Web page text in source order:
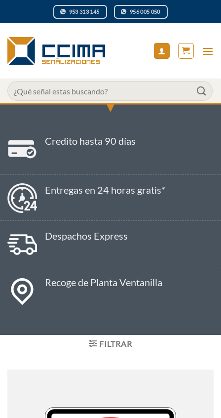
953 313 145 956 005 050
Buscar
por:
Credito hasta 90 días
Entregas en 24 horas gratis*
Despachos Express
Recoge de Planta Ventanilla
FILTRAR